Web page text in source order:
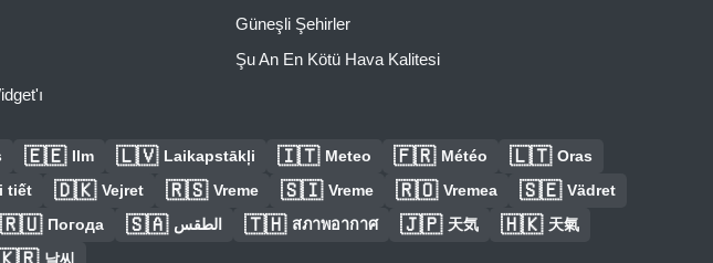
Güneşli Şehirler
Şu An En Kötü Hava Kalitesi
🇪🇪 Ilm 🇱🇻 Laikapstākļi 🇮🇹 Meteo 🇫🇷 Météo 🇱🇹 Oras
tiết 🇩🇰 Vejret 🇷🇸 Vreme 🇸🇮 Vreme 🇷🇴 Vremea 🇸🇪 Vädret
🇷🇺 Погода 🇸🇦 الطقس 🇹🇭 สภาพอากาศ 🇯🇵 天気 🇭🇰 天氣
날씨